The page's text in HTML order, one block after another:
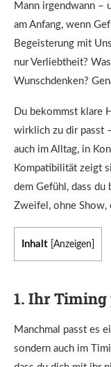
Mann irgendwann –
am Anfang, wenn
Begeisterung mit
nur Verliebtheit?
Wunschdenken?
Du bekommst klare
wirklich zu dir passt
auch im Alltag, in
Kompatibilität zeigt
dem Gefühl, dass du
Zweifel, ohne Show,
Inhalt Anzeigen
1. Ihr Timing
Manchmal passt es
sondern auch im